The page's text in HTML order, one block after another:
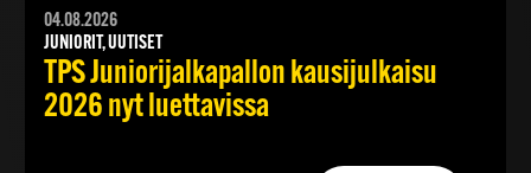
04.08.2026
JUNIORIT, UUTISET
TPS Juniorijalkapallon kausijulkaisu
2026 nyt luettavissa